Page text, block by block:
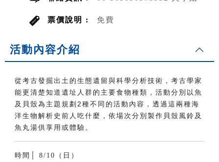
票價說明 : 免費
活動內容介紹
從考古發掘出土的生態遺留與科學分析技術，考古學家
能更清楚知道遺址人群的主要食物種類，活動分別以魚
及貝殼為主題規劃2種不同的活動內容，透過這兩種海
洋生物解析史前人吃什麼，依場次分別製作貝殼風鈴及
魚丸湯供享用或體驗。
時間│ 8/10（日）